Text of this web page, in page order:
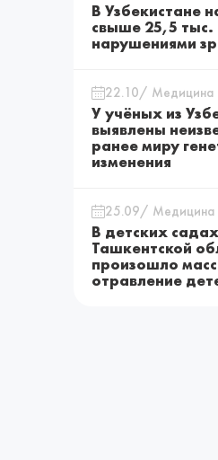
В Узбекистане
свыше 25,5 тыс.
нарушениями
22.10/ Медицина
У учёных из
выявлены
ранее миру
изменения
25.09/ Медицина
В детских садах
Ташкентской
произошло
отравление